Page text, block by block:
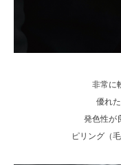
非常に
優れ
発色性が
ピリング（